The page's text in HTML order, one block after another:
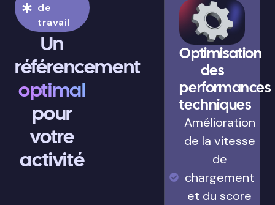
de
travail
Un
référencement
optimal
pour
votre
activité
Optimisation
des
performances
techniques
Amélioration
de la vitesse
de
chargement
et du score